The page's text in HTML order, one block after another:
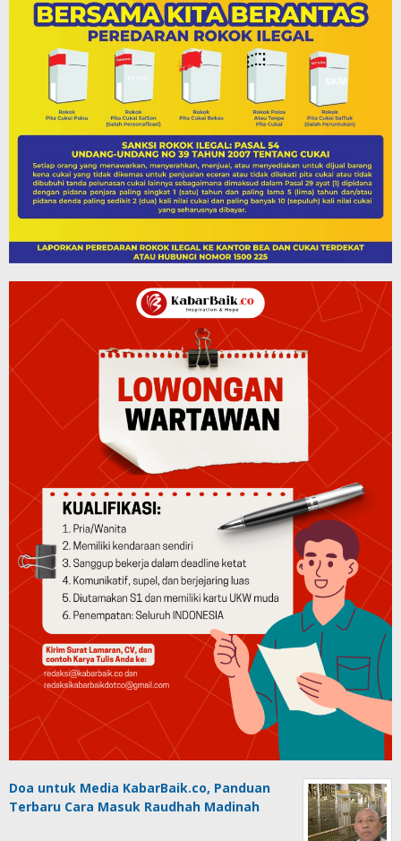
Doa untuk Media KabarBaik.co, Panduan
Terbaru Cara Masuk Raudhah Madinah